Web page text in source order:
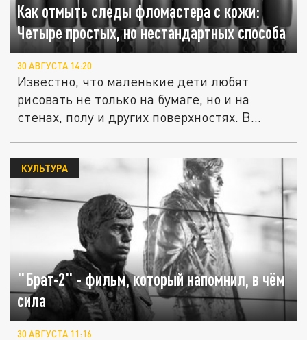
Как отмыть следы фломастера с кожи:
Четыре простых, но нестандартных способа
30 АВГУСТА 14:20
Известно, что маленькие дети любят
рисовать не только на бумаге, но и на
стенах, полу и других поверхностях. В...
"Брат-2" - фильм, который напомнил, в чём
сила
КУЛЬТУРА
30 АВГУСТА 11:16